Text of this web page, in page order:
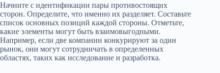
Начните с идентификации пары противостоящих
сторон. Определите, что именно их разделяет. Составьте
список основных позиций каждой стороны. Отметьте,
какие элементы могут быть взаимовыгодными.
Например, если две компании конкурируют за один
рынок, они могут сотрудничать в определенных
областях, таких как исследование и разработка.